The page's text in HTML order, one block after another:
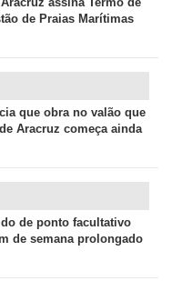
de Praias Marítimas
que obra no valão que
Aracruz começa ainda
de ponto facultativo
de semana prolongado